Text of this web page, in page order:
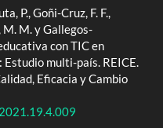
P., Goñi-Cruz, F. F.,
M. y Gallegos-
con TIC en
multi-país. REICE.
Eficacia y Cambio